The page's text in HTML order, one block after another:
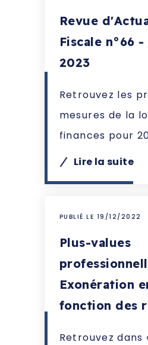
Revue
Fiscale n°66
2023
Retrouvez les
mesures de la
finances pour
Lire la suite
PUBLIÉ LE 19/12/2022
Plus-values
Exonération
fonction des
Retrouvez dans